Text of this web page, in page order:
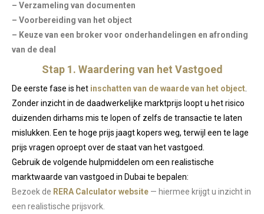
– Verzameling van documenten
– Voorbereiding van het object
– Keuze van een broker voor onderhandelingen en afronding
van de deal
Stap 1. Waardering van het Vastgoed
De eerste fase is het inschatten van de waarde van het object.
Zonder inzicht in de daadwerkelijke marktprijs loopt u het risico
duizenden dirhams mis te lopen of zelfs de transactie te laten
mislukken. Een te hoge prijs jaagt kopers weg, terwijl een te lage
prijs vragen oproept over de staat van het vastgoed.
Gebruik de volgende hulpmiddelen om een realistische
marktwaarde van vastgoed in Dubai te bepalen:
Bezoek de RERA Calculator website — hiermee krijgt u inzicht in
een realistische prijsvork.